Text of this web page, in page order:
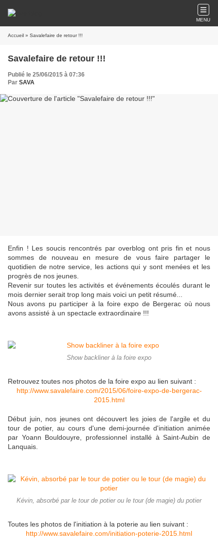
MENU
Accueil » Savalefaire de retour !!!
Savalefaire de retour !!!
Publié le 25/06/2015 à 07:36
Par SAVA
Enfin ! Les soucis rencontrés par overblog ont pris fin et nous
sommes de nouveau en mesure de vous faire partager le
quotidien de notre service, les actions qui y sont menées et les
progrès de nos jeunes.
Revenir sur toutes les activités et événements écoulés durant le
mois dernier serait trop long mais voici un petit résumé...
Nous avons pu participer à la foire expo de Bergerac où nous
avons assisté à un spectacle extraordinaire !!!
Show backliner à la foire expo
Retrouvez toutes nos photos de la foire expo au lien suivant :
http://www.savalefaire.com/2015/06/foire-expo-de-bergerac-
2015.html
Début juin, nos jeunes ont découvert les joies de l'argile et du
tour de potier, au cours d'une demi-journée d'initiation animée
par Yoann Bouldouyre, professionnel installé à Saint-Aubin de
Lanquais.
Kévin, absorbé par le tour de potier ou le tour (de magie) du potier
Toutes les photos de l'initiation à la poterie au lien suivant :
http://www.savalefaire.com/initiation-poterie-2015.html